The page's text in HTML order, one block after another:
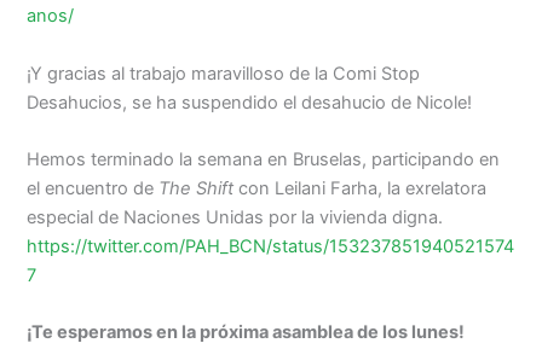
anos/
¡Y gracias al trabajo maravilloso de la Comi Stop
Desahucios, se ha suspendido el desahucio de Nicole!
Hemos terminado la semana en Bruselas, participando en
el encuentro de The Shift con Leilani Farha, la exrelatora
especial de Naciones Unidas por la vivienda digna.
https://twitter.com/PAH_BCN/status/153237851940521574
7
¡Te esperamos en la próxima asamblea de los lunes!